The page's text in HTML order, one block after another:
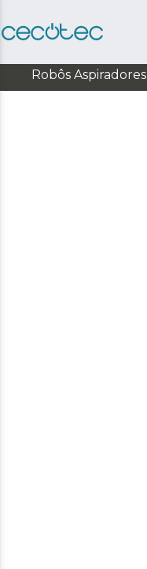
Robôs Aspiradores